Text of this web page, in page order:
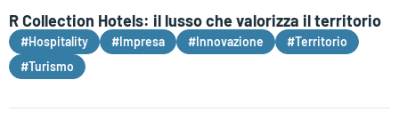
R Collection Hotels: il lusso che valorizza il territorio
#Hospitality #Impresa #Innovazione
#Territorio
#Turismo